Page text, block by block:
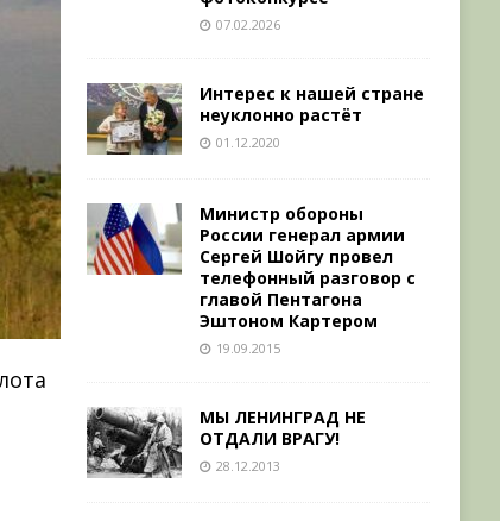
07.02.2026
Интерес к нашей стране
неуклонно растёт
01.12.2020
Министр обороны
России генерал армии
Сергей Шойгу провел
телефонный разговор с
главой Пентагона
Эштоном Картером
19.09.2015
МЫ ЛЕНИНГРАД НЕ
ОТДАЛИ ВРАГУ!
28.12.2013